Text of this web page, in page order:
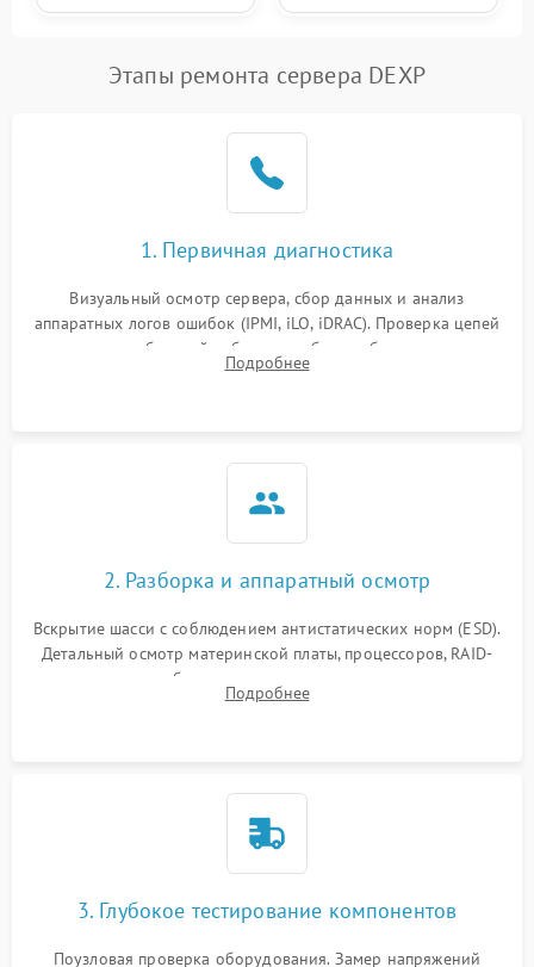
Этапы ремонта сервера DEXP
1. Первичная диагностика
Визуальный осмотр сервера, сбор данных и анализ
аппаратных логов ошибок (IPMI, iLO, iDRAC). Проверка цепей
питания и базовой работоспособности без вскрытия
корпуса для быстрой локализации сбоя.
Подробнее
2. Разборка и аппаратный осмотр
Вскрытие шасси с соблюдением антистатических норм (ESD).
Детальный осмотр материнской платы, процессоров, RAID-
контроллеров и блоков питания на наличие термических
повреждений, прогаров или окислений.
Подробнее
3. Глубокое тестирование компонентов
Поузловая проверка оборудования. Замер напряжений